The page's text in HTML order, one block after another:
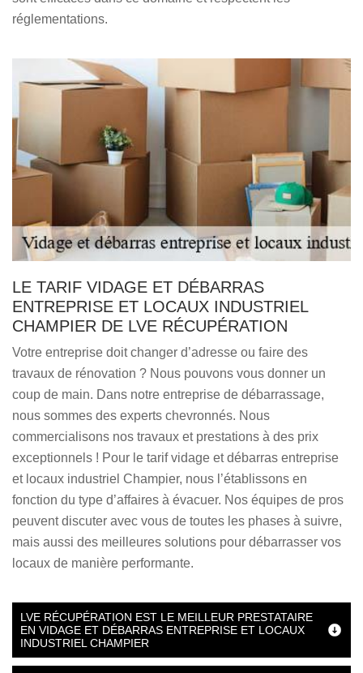
réglementations.
LE TARIF VIDAGE ET DÉBARRAS
ENTREPRISE ET LOCAUX INDUSTRIEL
CHAMPIER DE LVE RÉCUPÉRATION
Votre entreprise doit changer d’adresse ou faire des
travaux de rénovation ? Nous pouvons vous donner un
coup de main. Dans notre entreprise de débarrassage,
nous sommes des experts chevronnés. Nous
commercialisons nos travaux et prestations à des prix
exceptionnels ! Pour le tarif vidage et débarras entreprise
et locaux industriel Champier, nous l’établissons en
fonction du type d’affaires à évacuer. Nos équipes de pros
peuvent discuter avec vous de toutes les phases à suivre,
mais aussi des meilleures solutions pour débarrasser vos
locaux de manière performante.
LVE RÉCUPÉRATION EST LE MEILLEUR PRESTATAIRE
EN VIDAGE ET DÉBARRAS ENTREPRISE ET LOCAUX
INDUSTRIEL CHAMPIER